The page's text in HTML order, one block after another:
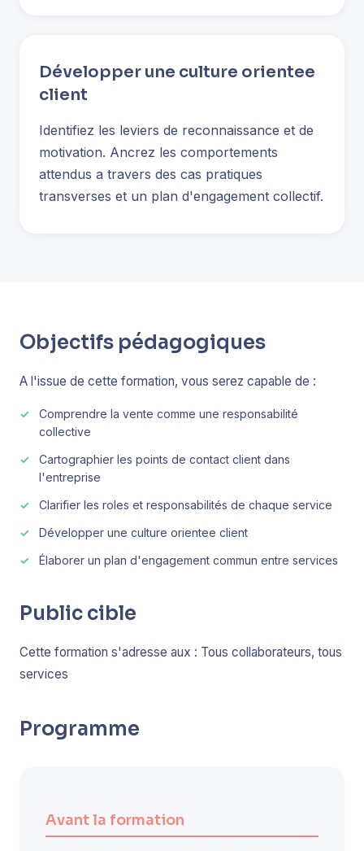
Développer une culture orientee
client
Identifiez les leviers de reconnaissance et de
motivation. Ancrez les comportements
attendus a travers des cas pratiques
transverses et un plan d'engagement collectif.
Objectifs pédagogiques
A l'issue de cette formation, vous serez capable de :
Comprendre la vente comme une responsabilité
collective
Cartographier les points de contact client dans
l'entreprise
Clarifier les roles et responsabilités de chaque service
Développer une culture orientee client
Élaborer un plan d'engagement commun entre services
Public cible
Cette formation s'adresse aux : Tous collaborateurs, tous
services
Programme
Avant la formation